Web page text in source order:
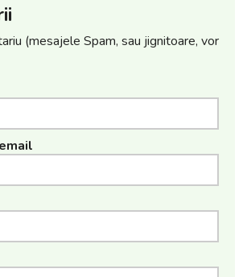
(mesajele Spam, sau jignitoare, vor